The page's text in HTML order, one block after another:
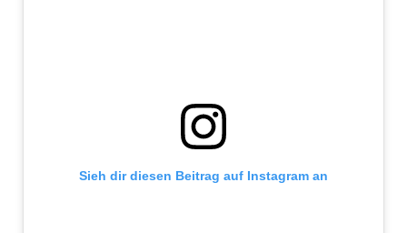
Sieh dir diesen Beitrag auf Instagram an